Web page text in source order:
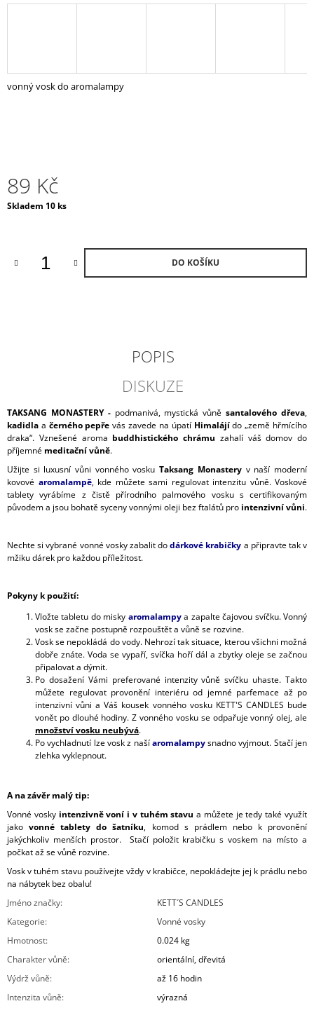
vonný vosk do aromalampy
89 Kč
Měrná
Skladem 10 ks
DO KOŠÍKU
POPIS
DISKUZE
TAKSANG MONASTERY - podmanivá, mystická vůněsantalového dřeva,
kadidla a černého pepře vás zavede na úpatí Himalájído „země hřmícího
draka“. Vznešené aroma buddhistického chrámu zahalí váš domov do
příjemné meditační vůně.
Užijte si luxusní vůni vonného voskuTaksang Monasteryv naší moderní
kovové aromalampě, kde můžete sami regulovat intenzitu vůně. Voskové
tablety vyrábíme z čistě přírodního palmového vosku s certifikovaným
původem a jsou bohatě syceny vonnými oleji bez ftalátů pro intenzivní vůni.
Nechte si vybrané vonné vosky zabalit dodárkové krabičky a připravte tak v
mžiku dárek pro každou příležitost.
Pokyny k použití:
Vložte tabletu do misky aromalampya zapalte čajovou svíčku. Vonný
vosk se začne postupně rozpouštět a vůně se rozvine.
Vosk se nepokládá do vody. Nehrozí tak situace, kterou všichni možná
dobře znáte. Voda se vypaří, svíčka hoří dál a zbytky oleje se začnou
připalovat a dýmit.
Po dosažení Vámi preferované intenzity vůně svíčku uhaste. Takto
můžete regulovat provonění interiéru od jemné parfemace až po
intenzivní vůni a Váš kousek vonného vosku KETT'S CANDLES bude
vonět po dlouhé hodiny. Z vonného vosku se odpařuje vonný olej, ale
množství vosku neubývá.
Po vychladnutí lze vosk z našíaromalampysnadno vyjmout. Stačí jen
zlehka vyklepnout.
A na závěr malý tip:
Vonné voskyintenzivně voní i v tuhém stavu a můžete je tedy také využít
jakovonné tablety do šatníku, komod s prádlem nebo k provonění
jakýchkoliv menších prostor. Stačí položit krabičku s voskem na místo a
počkat až se vůně rozvine.
Vosk v tuhém stavu používejte vždy v krabičce, nepokládejte jej k prádlu nebo
na nábytek bez obalu!
Jméno značky:
KETT´S CANDLES
Kategorie:
Vonné vosky
Hmotnost:
0.024 kg
Charakter vůně:
orientální, dřevitá
Výdrž vůně:
až 16 hodin
Intenzita vůně: výrazná
U
J
PROVENCE
VONNÁ
KERAMIKA
Kč